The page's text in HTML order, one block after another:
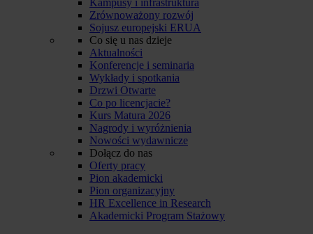
Zrównoważony rozwój
Sojusz europejski ERUA
Co się u nas dzieje
Aktualności
Konferencje i seminaria
Wykłady i spotkania
Drzwi Otwarte
Co po licencjacie?
Kurs Matura 2026
Nagrody i wyróżnienia
Nowości wydawnicze
Dołącz do nas
Oferty pracy
Pion akademicki
Pion organizacyjny
HR Excellence in Research
Akademicki Program Stażowy